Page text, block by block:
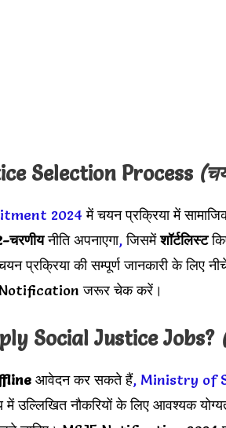
Selection Process
2024में चयन प्रक्रिया में
चरणीयनीति अपनाएगा,जिसमेंशॉर्टलिस्ट
प्रक्रिया की सम्पूर्ण जानकारी के लिए
जरूर चेक करें।
Social JusticeJobs?
आवेदन कर सकते हैं, Ministry of
में उल्लिखित नौकरियों के लिए आवश्यक